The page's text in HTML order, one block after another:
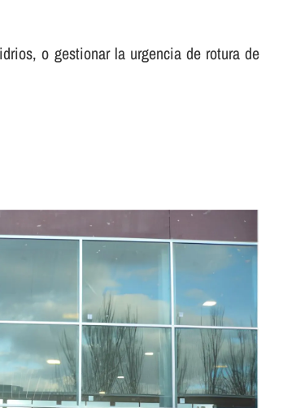
o gestionar la urgencia de rotura de